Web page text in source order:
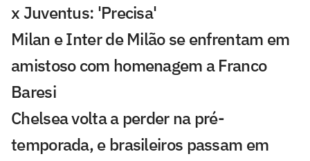
x Juventus: 'Precisa'
Milan e Inter de Milão se enfrentam em
amistoso com homenagem a Franco
Baresi
Chelsea volta a perder na pré-
temporada, e brasileiros passam em